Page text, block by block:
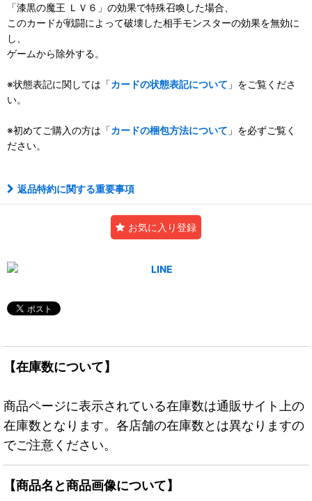
「漆黒の魔王 ＬＶ６」の効果で特殊召喚した場合、
このカードが戦闘によって破壊した相手モンスターの効果を無効に
し、
ゲームから除外する。
※状態表記に関しては「カードの状態表記について 」をご覧くださ
い。
※初めてご購入の方は「カードの梱包方法について 」を必ずご覧く
ださい。
返品特約に関する重要事項
お気に入り登録
【在庫数について】
商品ページに表示されている在庫数は通販サイト上の
在庫数となります。各店舗の在庫数とは異なりますの
でご注意ください。
【商品名と商品画像について】